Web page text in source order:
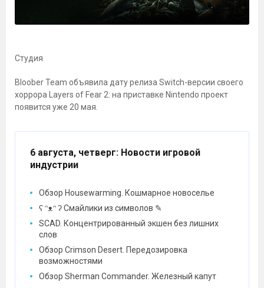
Студия
Bloober Team объявила дату релиза Switch-версии своего
хоррора Layers of Fear 2: на приставке Nintendo проект
появится уже 20 мая.
6 августа, четверг: Новости игровой
индустрии
Обзор Housewarming. Кошмарное новоселье
ʕ ᵔᴥᵔ ʔ Смайлики из символов ✎
SCAD. Концентрированный экшен без лишних
слов
Обзор Crimson Desert. Передозировка
возможностями
Обзор Sherman Commander. Железный капут